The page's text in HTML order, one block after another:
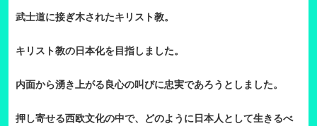
武士道に接ぎ木されたキリスト教。
キリスト教の日本化を目指しました。
内面から湧き上がる良心の叫びに忠実であろうとしました。
押し寄せる西欧文化の中で、どのように日本人として生きるべ